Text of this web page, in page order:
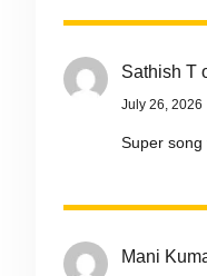
Sathish T
July 26, 2026
Super song
Mani